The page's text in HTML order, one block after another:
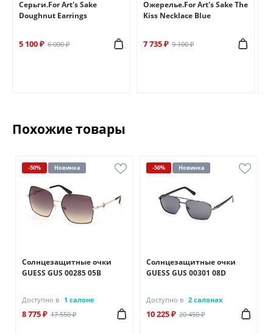
Серьги.For Art's Sake
Doughnut Earrings
5 100 ₽ 6 000 ₽
Ожерелье.For Art's Sake The
Kiss Necklace Blue
7 735 ₽ 9 100 ₽
Похожие товары
-50% Новинка
Солнцезащитные очки
GUESS GUS 00285 05B
Доступно в 1 салоне
8 775 ₽ 17 550 ₽
-50% Новинка
Солнцезащитные очки
GUESS GUS 00301 08D
Доступно в 2 салонах
10 225 ₽ 20 450 ₽